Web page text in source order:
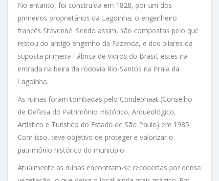
No entanto, foi construída em 1828, por um dos
primeiros proprietários da Lagoinha, o engenheiro
francês Stevenné. Sendo assim, são compostas pelo que
restou do antigo engenho da Fazenda, e dos pilares da
suposta primeira Fábrica de Vidros do Brasil, estes na
entrada na beira da rodovia Rio-Santos na Praia da
Lagoinha.
As ruínas foram tombadas pelo Condephaat (Conselho
de Defesa do Patrimônio Histórico, Arqueológico,
Artístico e Turístico do Estado de São Paulo) em 1985.
Com isso, teve objetivo de proteger e valorizar o
patrimônio histórico do município.
Atualmente as ruínas encontram-se recobertas por densa